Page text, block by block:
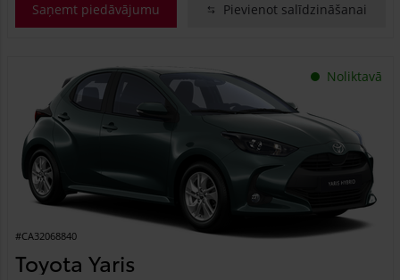
Saņemt piedāvājumu Pievienot salīdzināšanai
Noliktavā
#CA32068840
Toyota Yaris